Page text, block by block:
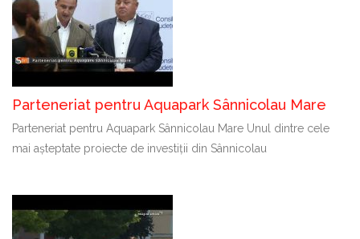
Parteneriat pentru Aquapark Sânnicolau Mare
Parteneriat pentru Aquapark Sânnicolau Mare Unul dintre cele
mai așteptate proiecte de investiții din Sânnicolau